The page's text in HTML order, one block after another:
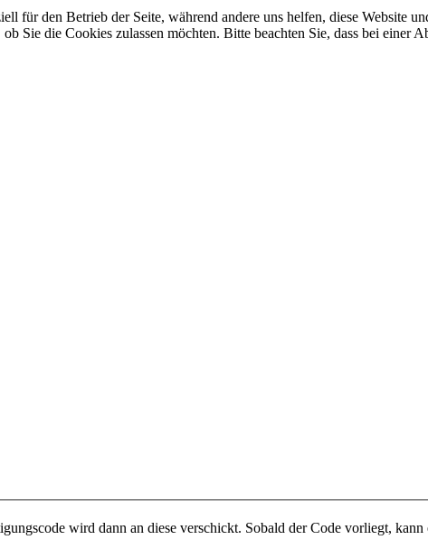
wird dann an diese verschickt. Sobald der Code vorliegt,
für den Betrieb der Seite, während andere uns helfen, diese Website
Sie die Cookies zulassen möchten. Bitte beachten Sie, dass bei